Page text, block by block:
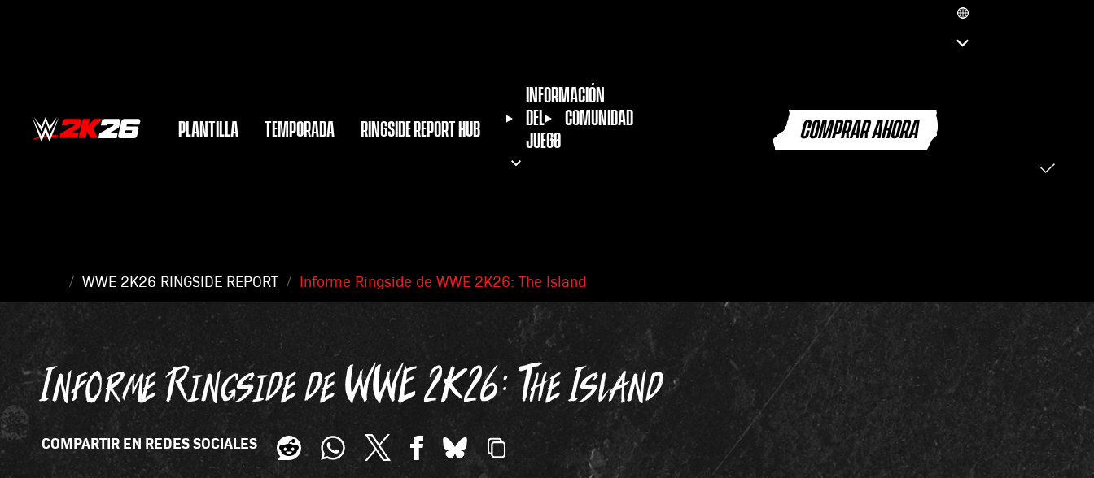
PLANTILLA TEMPORADA RINGSIDE REPORT HUB
INFORMACIÓN
DEL
JUEGO
COMUNIDAD COMPRAR AHORA
WWE 2K26 RINGSIDE REPORT Informe Ringside de WWE 2K26: The Island
Informe Ringside de WWE 2K26: The Island
COMPARTIR EN REDES SOCIALES